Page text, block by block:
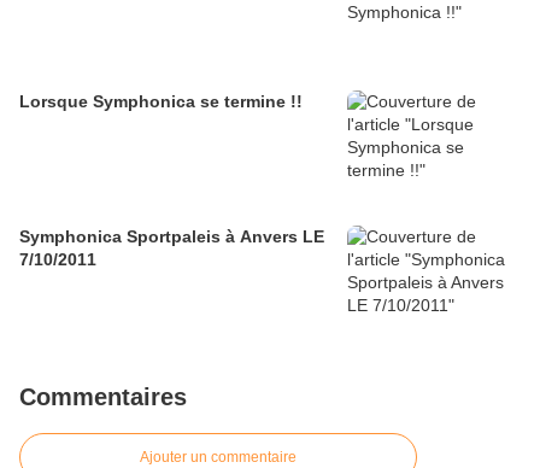
Lorsque Symphonica se termine !!
Symphonica Sportpaleis à Anvers LE
7/10/2011
Commentaires
Ajouter un commentaire